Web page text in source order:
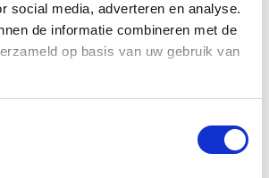
social media, adverteren en analyse.
de informatie combineren met de
op basis van uw gebruik van
G4 Kwaliteit voor een
G4 filters voor de Brink
zullen dan ook meer vuil
standaard G3 filters. U bent dus